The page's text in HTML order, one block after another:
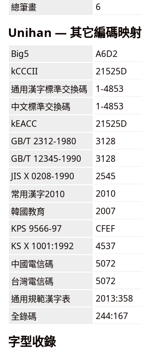
總筆畫
6
Unihan — 其它編碼映射
Big5
A6D2
kCCCII
21525D
通用漢字標準交換碼
1-4853
中文標準交換碼
1-4853
kEACC
21525D
GB/T 2312-1980
3128
GB/T 12345-1990
3128
JIS X 0208-1990
2545
常用漢字2010
2010
韓國教育
2007
KPS 9566-97
CFEF
KS X 1001:1992
4537
中國電信碼
5072
台灣電信碼
5072
通用規範漢字表
2013:358
全錄碼
244:167
字型收錄